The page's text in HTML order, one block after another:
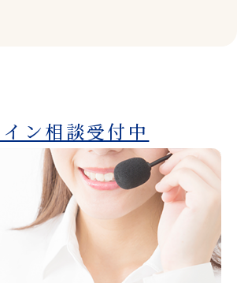
ン相談受付中